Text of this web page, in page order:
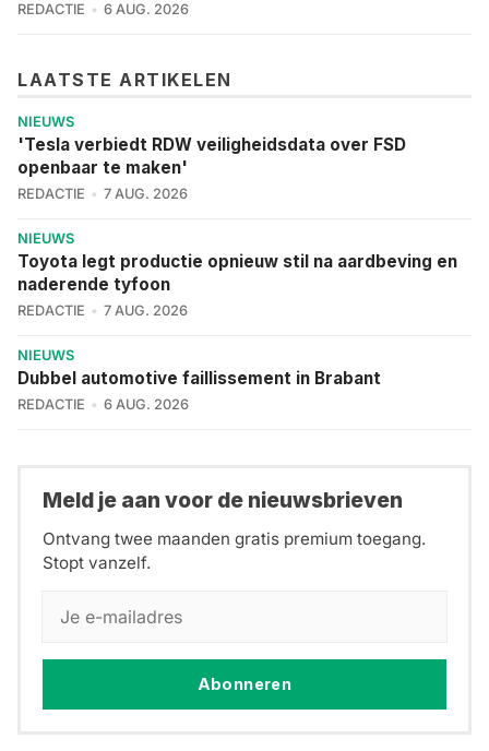
REDACTIE 6 AUG. 2026
LAATSTE ARTIKELEN
NIEUWS
'Tesla verbiedt RDW veiligheidsdata over FSD
openbaar te maken'
REDACTIE 7 AUG. 2026
NIEUWS
Toyota legt productie opnieuw stil na aardbeving en
naderende tyfoon
REDACTIE 7 AUG. 2026
NIEUWS
Dubbel automotive faillissement in Brabant
REDACTIE 6 AUG. 2026
Meld je aan voor de nieuwsbrieven
Ontvang twee maanden gratis premium toegang.
Stopt vanzelf.
Abonneren